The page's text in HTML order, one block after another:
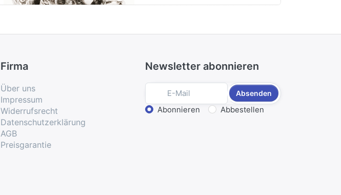
Firma
Über uns
Impressum
Widerrufsrecht
Datenschutzerklärung
AGB
Preisgarantie
Newsletter abonnieren
Absenden
Aktion wählen
Abonnieren Abbestellen